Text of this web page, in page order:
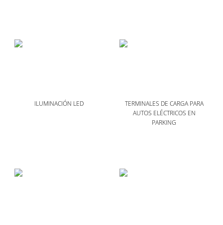
ILUMINACIÓN LED
TERMINALES DE CARGA PARA
AUTOS ELÉCTRICOS EN
PARKING